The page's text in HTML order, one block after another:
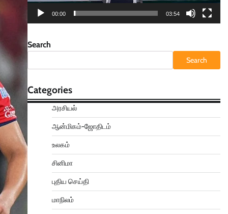
00:00 03:54
Search
Search
Categories
அரசியல்
ஆன்மிகம்-ஜோதிடம்
உலகம்
சினிமா
புதிய செய்தி
மாநிலம்